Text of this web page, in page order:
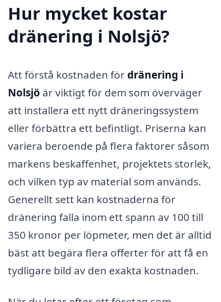
Hur mycket kostar
dränering i Nolsjö?
Att förstå kostnaden för dränering i
Nolsjö är viktigt för dem som överväger
att installera ett nytt dräneringssystem
eller förbättra ett befintligt. Priserna kan
variera beroende på flera faktorer såsom
markens beskaffenhet, projektets storlek,
och vilken typ av material som används.
Generellt sett kan kostnaderna för
dränering falla inom ett spann av 100 till
350 kronor per löpmeter, men det är alltid
bäst att begära flera offerter för att få en
tydligare bild av den exakta kostnaden.